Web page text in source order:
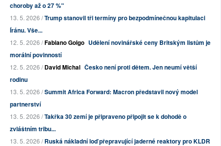
choroby až o 27 %"
13. 5. 2026 /Trump stanovil tři termíny pro bezpodmínečnou kapitulaci
Íránu. Vše...
12. 5. 2026 /Fabiano Golgo Udělení novinářské ceny Britským listům je
morální povinností
12. 5. 2026 /David Michal Česko není proti dětem. Jen neumí větší
rodinu
13. 5. 2026 /Summit Africa Forward: Macron představil nový model
partnerství
13. 5. 2026 /Takřka 30 zemí je připraveno připojit se k dohodě o
zvláštním tribu...
13. 5. 2026 /Ruská nákladní loď přepravující jaderné reaktory pro KLDR